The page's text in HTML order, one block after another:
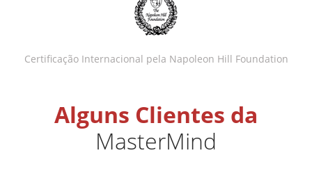
Certificação Internacional pela Napoleon Hill Foundation
Alguns Clientes da
MasterMind